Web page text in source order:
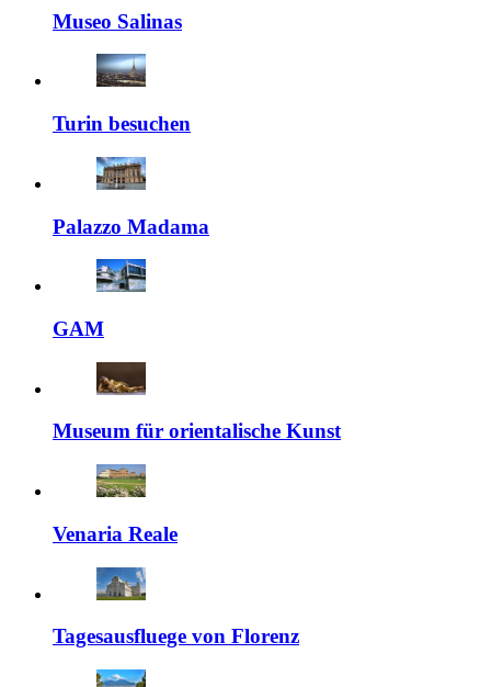
Museo Salinas
Turin besuchen
Palazzo Madama
GAM
Museum für orientalische Kunst
Venaria Reale
Tagesausfluege von Florenz